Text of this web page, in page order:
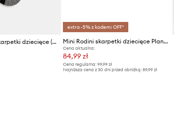
Tommy Hilfiger skarpetki dziecięce (2-pack)
extra -5% z kodem: OFF*
Mini Rodini skarpetki dziecięce Planet 3-pack
Cena aktualna:
84,99 zł
Cena regularna: 99,99 zł
Najniższa cena z 30 dni przed obniżką: 89,99 zł